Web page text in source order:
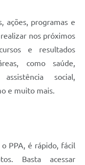
ações, programas e
nos próximos
e resultados
como saúde,
social,
e muito mais.
PPA, é rápido, fácil
Basta acessar